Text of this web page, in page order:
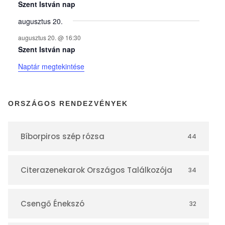
y
e
k
n
a
á
Szent István nap
augusztus 20.
augusztus 20. @ 16:30
Szent István nap
Naptár megtekintése
ORSZÁGOS RENDEZVÉNYEK
Bíborpiros szép rózsa 44
Citerazenekarok Országos Találkozója 34
Csengő Énekszó 32